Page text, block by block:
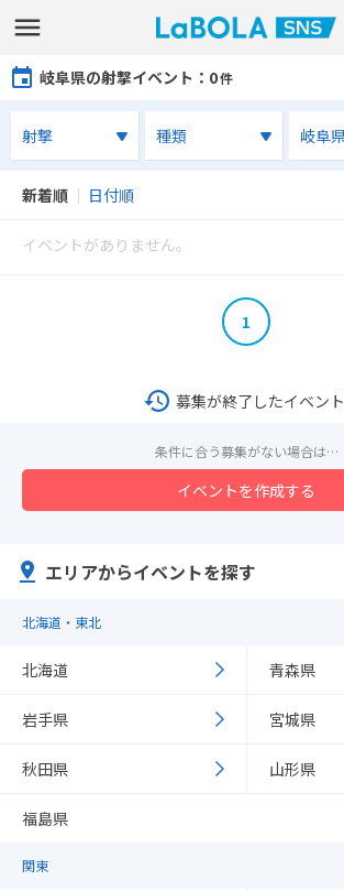
岐阜県の射撃イベント ：0件
新着順 ｜ 日付順
イベントがありません。
1
募集が終了したイベント
条件に合う募集がない場合は…
イベントを作成する
エリアからイベントを探す
北海道・東北
北海道 青森県
岩手県 宮城県
秋田県 山形県
福島県
関東